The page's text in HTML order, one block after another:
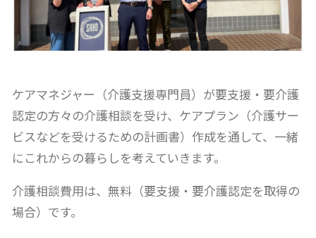
ケアマネジャー（介護支援専門員）が要支援・要介護
認定の方々の介護相談を受け、ケアプラン（介護サー
ビスなどを受けるための計画書）作成を通して、一緒
にこれからの暮らしを考えていきます。
介護相談費用は、無料（要支援・要介護認定を取得の
場合）です。